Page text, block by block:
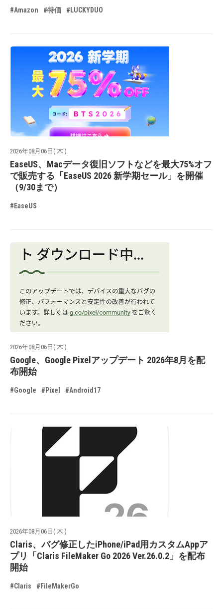
#Amazon #特価 #LUCKYDUO
2026年08月06日( 木 )
EaseUS、Macデータ復旧ソフトなどを最大75%オフ
で販売する「EaseUS 2026 新学期セール」を開催
（9/30まで）
#EaseUS
2026年08月06日( 木 )
Google、Google Pixelアップデート 2026年8月を配
布開始
#Google #Pixel #Android17
2026年08月06日( 木 )
Claris、バグ修正したiPhone/iPad用カスタムAppア
プリ「Claris FileMaker Go 2026 Ver.26.0.2」を配布
開始
#Claris #FileMakerGo